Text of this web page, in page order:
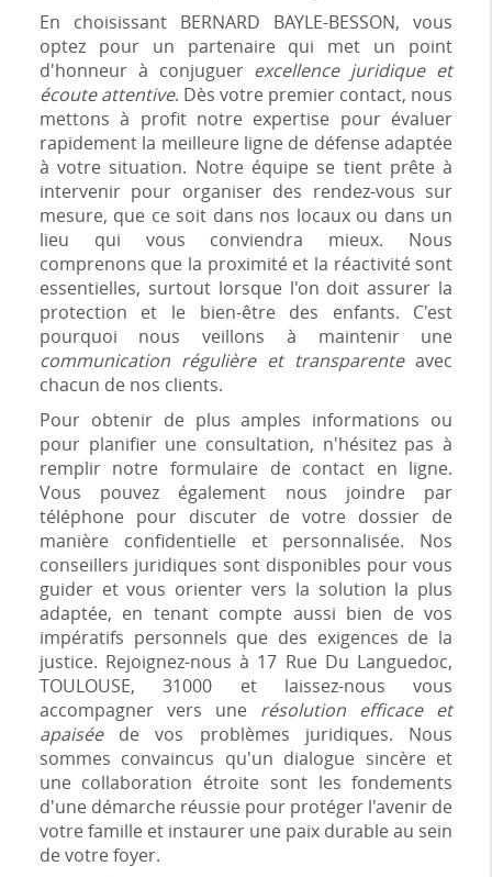
En choisissant BERNARD BAYLE-BESSON, vous
optez pour un partenaire qui met un point
d'honneur à conjuguer excellence juridique et
écoute attentive. Dès votre premier contact, nous
mettons à profit notre expertise pour évaluer
rapidement la meilleure ligne de défense adaptée
à votre situation. Notre équipe se tient prête à
intervenir pour organiser des rendez-vous sur
mesure, que ce soit dans nos locaux ou dans un
lieu qui vous conviendra mieux. Nous
comprenons que la proximité et la réactivité sont
essentielles, surtout lorsque l'on doit assurer la
protection et le bien-être des enfants. C'est
pourquoi nous veillons à maintenir une
communication régulière et transparenteavec
chacun de nos clients.
Pour obtenir de plus amples informations ou
pour planifier une consultation, n'hésitez pas à
remplir notre formulaire de contact en ligne.
Vous pouvez également nous joindre par
téléphone pour discuter de votre dossier de
manière confidentielle et personnalisée. Nos
conseillers juridiques sont disponibles pour vous
guider et vous orienter vers la solution la plus
adaptée, en tenant compte aussi bien de vos
impératifs personnels que des exigences de la
justice. Rejoignez-nous à 17 Rue Du Languedoc,
TOULOUSE, 31000 et laissez-nous vous
accompagner vers une résolution efficace et
apaiséede vos problèmes juridiques. Nous
sommes convaincus qu'un dialogue sincère et
une collaboration étroite sont les fondements
d'une démarche réussie pour protéger l'avenir de
votre famille et instaurer une paix durable au sein
de votre foyer.